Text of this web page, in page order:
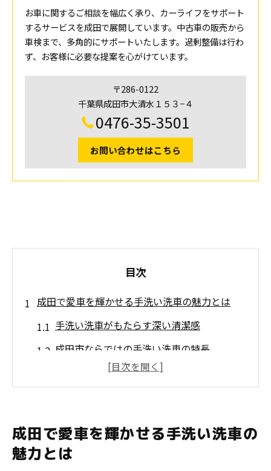
お車に関するご相談を幅広く承り、カーライフをサポート
するサービスを成田で展開しています。中古車の販売から
車検まで、多角的にサポートいたします。過剰整備は行わ
ず、お客様に必要な提案を心がけています。
〒286-0122
千葉県成田市大清水１５３−４
0476-35-3501
お問い合わせはこちら
目次
成田で愛車を輝かせる手洗い洗車の魅力とは
手洗い洗車がもたらす深い清潔感
成田市ならではの手洗い洗車の特長
プロの手による愛車の細部へのこだわり
成田の手洗い洗車で実感する新車のような
輝き
成田で愛車を輝かせる手洗い洗車の
魅力とは